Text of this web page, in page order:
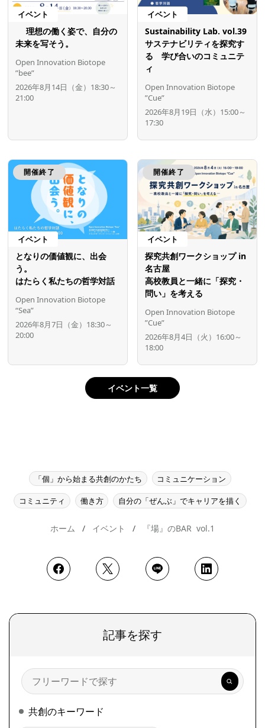
イベント
理想の働く姿で、自分の
未来を写そう。
Open Innovation Biotope
”bee”
2026年8月14日（金）18:30～
21:00
イベント
Sustainability Lab. vol.39
サステナビリティを探究す
る 学び合いのコミュニテ
ィ
Open Innovation Biotope
”Cue”
2026年8月19日（水）15:00～
17:30
開催終了
イベント
となりの価値観に、出会
う。
はたらく私たちの哲学対話
Open Innovation Biotope
“Sea”
2026年8月7日（金）18:30～
20:00
開催終了
イベント
探究共創ワークショップ in
名古屋
高校教員と一緒に「探究・
問い」を考える
Open Innovation Biotope
”Cue”
2026年8月4日（火）16:00～
18:00
イベント一覧
「個」から始まる共創のかたち コミュニケーション
コミュニティ 働き方 自分の「ぜんぶ」でキャリアを描く
ホーム イベント 『場』のBAR vol.1
記事を探す
検
索
共創のキーワード